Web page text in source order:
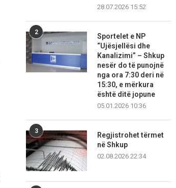
28.07.2026 15:52
2
Sportelet e NP
“Ujësjellësi dhe
Kanalizimi” – Shkup
nesër do të punojnë
nga ora 7:30 deri në
15:30, e mërkura
është ditë jopune
05.01.2026 10:36
3
Regjistrohet tërmet
në Shkup
02.08.2026 22:34